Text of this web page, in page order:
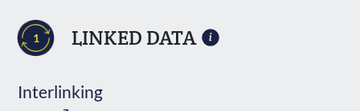
1 LINKED DATA
Interlinking